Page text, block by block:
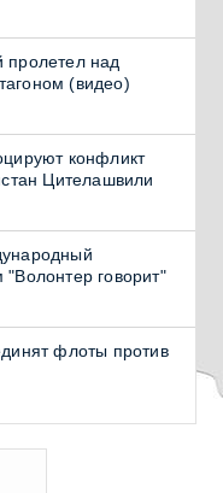
над
(видео)
конфликт
Цителашвили
говорит"
флоты против